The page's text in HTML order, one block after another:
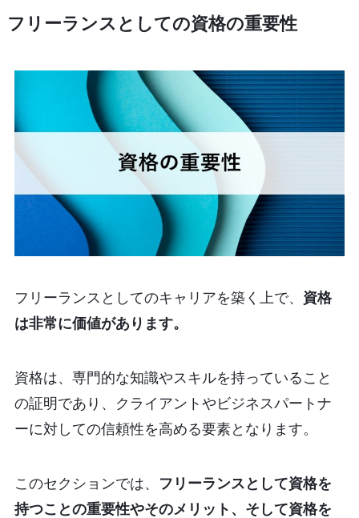
フリーランスとしての資格の重要性
フリーランスとしてのキャリアを築く上で、 資格
は非常に価値があります。
資格は、専門的な知識やスキルを持っていること
の証明であり、クライアントやビジネスパートナ
ーに対しての信頼性を高める要素となります。
このセクションでは、
フリーランスとして資格を
持つことの重要性やそのメリット、そして資格を